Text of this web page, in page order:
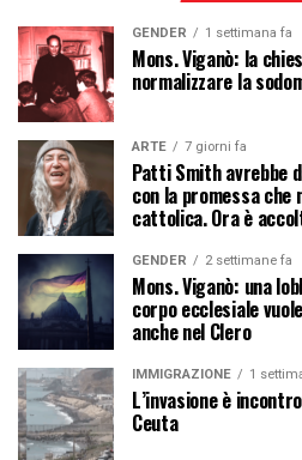
GENDER 1 settimana fa
Mons. Viganò: la
normalizzare la
ARTE 7 giorni fa
Patti Smith avrebbe
con la promessa
cattolica. Ora è
GENDER 2 settimane fa
Mons. Viganò: una
corpo ecclesiale
anche nel Clero
IMMIGRAZIONE 1
L’invasione è
Ceuta